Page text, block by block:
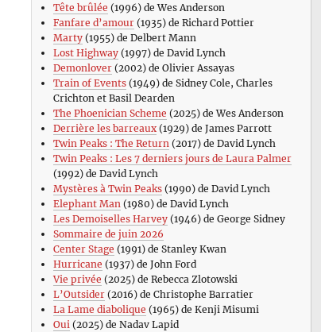
Tête brûlée (1996) de Wes Anderson
Fanfare d’amour(1935) de Richard Pottier
Marty(1955) de Delbert Mann
Lost Highway(1997) de David Lynch
Demonlover(2002) de Olivier Assayas
Train of Events(1949) de Sidney Cole, Charles
Crichton et Basil Dearden
The Phoenician Scheme (2025) de Wes Anderson
Derrière les barreaux(1929) de James Parrott
Twin Peaks : The Return (2017) de David Lynch
Twin Peaks : Les 7 derniers jours de Laura Palmer
(1992) de David Lynch
Mystères à Twin Peaks(1990) de David Lynch
Elephant Man (1980) de David Lynch
Les Demoiselles Harvey(1946) de George Sidney
Sommaire de juin 2026
Center Stage (1991) de Stanley Kwan
Hurricane (1937) de John Ford
Vie privée (2025) de Rebecca Zlotowski
L’Outsider(2016) de Christophe Barratier
La Lame diabolique (1965) de Kenji Misumi
Oui (2025) de Nadav Lapid